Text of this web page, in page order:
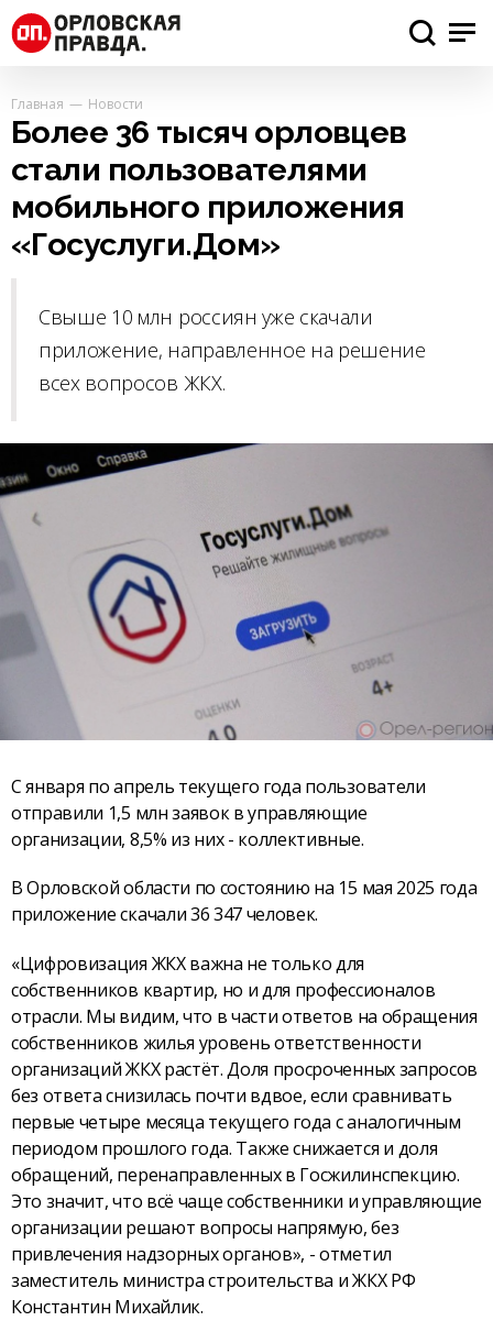
Главная Новости
Более 36 тысяч орловцев
стали пользователями
мобильного приложения
«Госуслуги.Дом»
Свыше 10 млн россиян уже скачали
приложение, направленное на решение
всех вопросов ЖКХ.
С января по апрель текущего года пользователи
отправили 1,5 млн заявок в управляющие
организации, 8,5% из них - коллективные.
В Орловской области по состоянию на 15 мая 2025 года
приложение скачали 36 347 человек.
«Цифровизация ЖКХ важна не только для
собственников квартир, но и для профессионалов
отрасли. Мы видим, что в части ответов на обращения
собственников жилья уровень ответственности
организаций ЖКХ растёт. Доля просроченных запросов
без ответа снизилась почти вдвое, если сравнивать
первые четыре месяца текущего года с аналогичным
периодом прошлого года. Также снижается и доля
обращений, перенаправленных в Госжилинспекцию.
Это значит, что всё чаще собственники и управляющие
организации решают вопросы напрямую, без
привлечения надзорных органов», - отметил
заместитель министра строительства и ЖКХ РФ
Константин Михайлик.